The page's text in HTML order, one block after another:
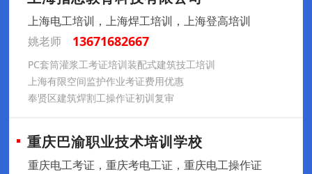
上海电工培训，上海焊工培训，上海登高培训
姚老师
13671682667
PC套筒灌浆工考证培训装配式建筑技工培训
上海有限空间监护作业考证费用优惠
奉贤区建筑焊割工操作证初训复审
重庆巴渝职业技术培训学校
重庆电工考证，重庆考电工证，重庆电工操作证